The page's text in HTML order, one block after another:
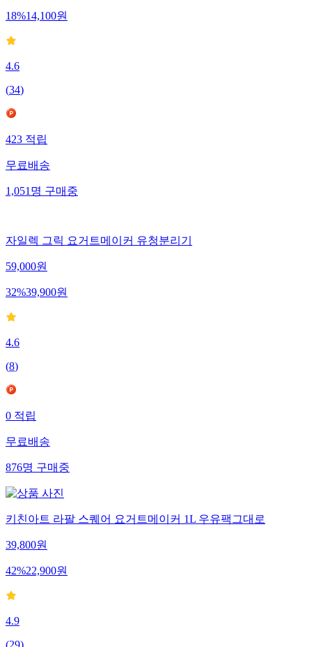
18%14,100원
4.6
(34)
423적립
무료배송
1,051명구매중
자일렉 그릭 요거트메이커 유청분리기
59,000원
32%39,900원
4.6
(8)
0적립
무료배송
876명구매중
키친아트 라팔 스퀘어 요거트메이커 1L 우유팩그대로
39,800원
42%22,900원
4.9